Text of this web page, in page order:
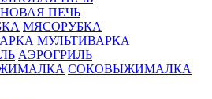
ПЕЧЬ
МЯСОРУБКА
МУЛЬТИВАРКА
АЭРОГРИЛЬ
СОКОВЫЖИМАЛКА